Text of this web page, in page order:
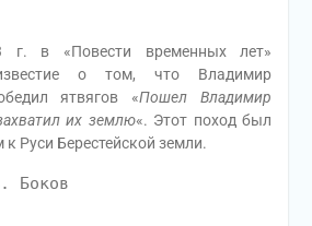
в «Повести временных лет»
о том, что Владимир
ятвягов «Пошел Владимир
их землю«. Этот поход был
к Руси Берестейской земли.
Боков